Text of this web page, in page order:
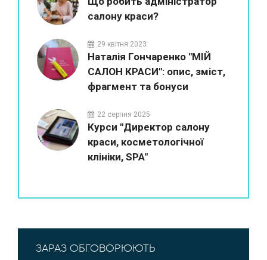
салону краси?
29 квітня 2023
Наталія Гончаренко "МІЙ
САЛОН КРАСИ": опис, зміст,
фрагмент та бонуси
22 серпня 2025
Курси "Директор салону
краси, косметологічної
клініки, SPA"
ЗАРАЗ ОБГОВОРЮЮТЬ